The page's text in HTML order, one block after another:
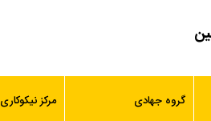
گروه جهادی مرکز نیکوکاری